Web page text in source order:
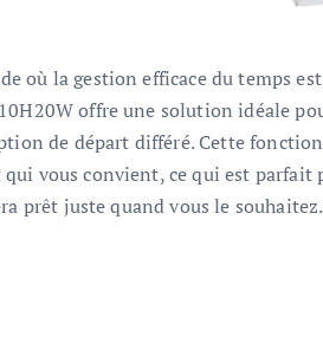
où la gestion efficace du temps
offre une solution idéale
de départ différé. Cette
vous convient, ce qui est parfait
prêt juste quand vous le souhaitez.